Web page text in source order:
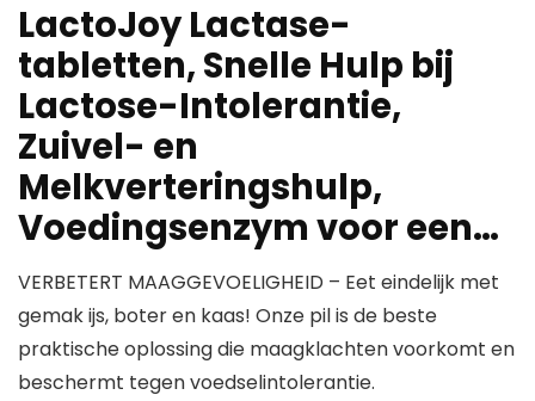
LactoJoy Lactase-
tabletten, Snelle Hulp bij
Lactose-Intolerantie,
Zuivel- en
Melkverteringshulp,
Voedingsenzym voor een…
VERBETERT MAAGGEVOELIGHEID – Eet eindelijk met
gemak ijs, boter en kaas! Onze pil is de beste
praktische oplossing die maagklachten voorkomt en
beschermt tegen voedselintolerantie.